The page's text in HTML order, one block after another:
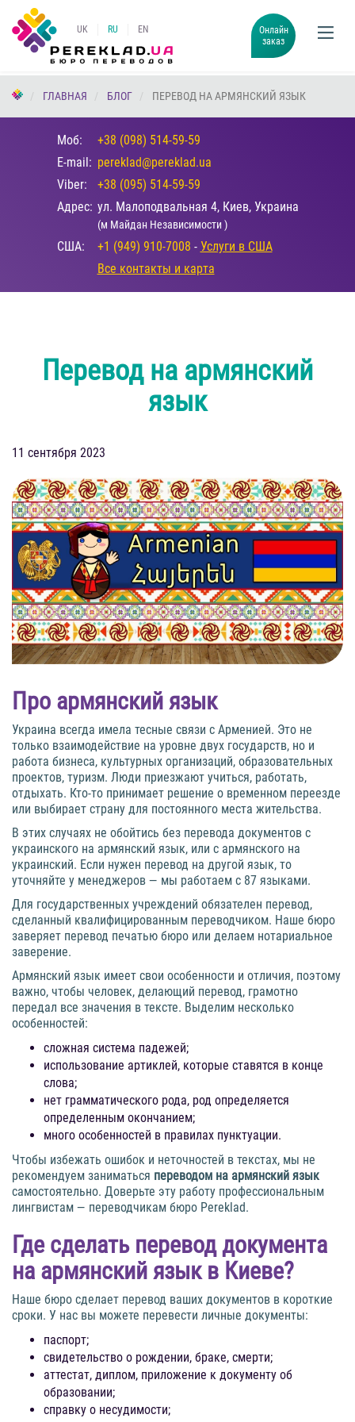
UK RU EN
Онлайн
заказ
ГЛАВНАЯ БЛОГ ПЕРЕВОД НА АРМЯНСКИЙ ЯЗЫК
Моб:
+38 (098) 514-59-59
E-mail: pereklad@pereklad.ua
Viber:
+38 (095) 514-59-59
Адрес: ул. Малоподвальная 4, Киев, Украина
(м Майдан Независимости )
США: +1 (949) 910-7008 - Услуги в США
Все контакты и карта
Перевод на армянский
язык
11 сентября 2023
Про армянский язык
Украина всегда имела тесные связи с Арменией. Это не
только взаимодействие на уровне двух государств, но и
работа бизнеса, культурных организаций, образовательных
проектов, туризм. Люди приезжают учиться, работать,
отдыхать. Кто-то принимает решение о временном переезде
или выбирает страну для постоянного места жительства.
В этих случаях не обойтись без перевода документов с
украинского на армянский язык, или с армянского на
украинский. Если нужен перевод на другой язык, то
уточняйте у менеджеров — мы работаем с 87 языками.
Для государственных учреждений обязателен перевод,
сделанный квалифицированным переводчиком. Наше бюро
заверяет перевод печатью бюро или делаем нотариальное
заверение.
Армянский язык имеет свои особенности и отличия, поэтому
важно, чтобы человек, делающий перевод, грамотно
передал все значения в тексте. Выделим несколько
особенностей:
сложная система падежей;
использование артиклей, которые ставятся в конце
слова;
нет грамматического рода, род определяется
определенным окончанием;
много особенностей в правилах пунктуации.
Чтобы избежать ошибок и неточностей в текстах, мы не
рекомендуем заниматься переводом на армянский язык
самостоятельно. Доверьте эту работу профессиональным
лингвистам — переводчикам бюро Pereklad.
Где сделать перевод документа
на армянский языкв Киеве?
Наше бюро сделает перевод ваших документов в короткие
сроки. У нас вы можете перевести личные документы:
паспорт;
свидетельство о рождении, браке, смерти;
аттестат, диплом, приложение к документу об
образовании;
справку о несудимости;